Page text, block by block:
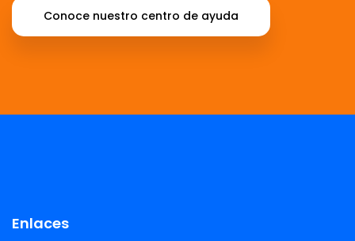
Conoce nuestro centro de ayuda
Enlaces